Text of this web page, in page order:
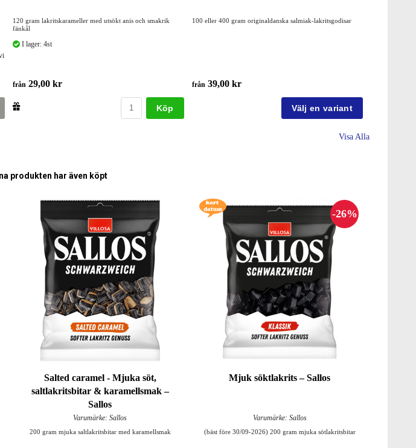
120 gram lakritskarameller med utsökt anis och smakrik
fänkål
I lager: 4st
från 29,00 kr
Köp
100 eller 400 gram originaldanska salmiak-lakritsgodisar
från 39,00 kr
Visa Alla
produkten har även köpt
Salted caramel - Mjuka söt,
saltlakritsbitar & karamellsmak –
Sallos
Varumärke: Sallos
200 gram mjuka saltlakritsbitar med karamellsmak
Mjuk söktlakrits – Sallos
Varumärke: Sallos
(bäst före 30/09-2026) 200 gram mjuka sötlakritsbitar